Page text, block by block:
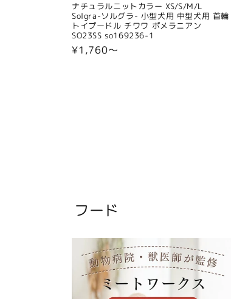
ナチュラルニットカラー XS/S/M/L
Solgra-ソルグラ- 小型犬用 中型犬用 首輪
トイプードル チワワ ポメラニアン
SO23SS so169236-1
通
¥1,760〜
フード